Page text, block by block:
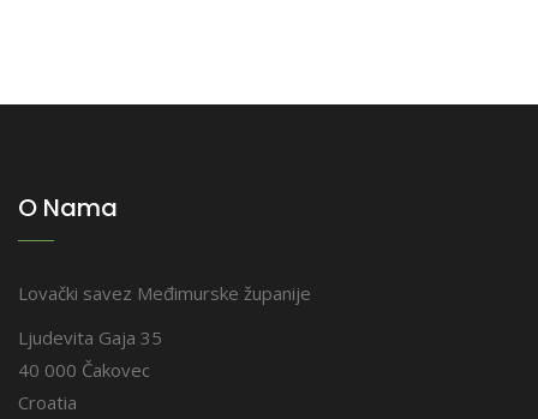
O Nama
Lovački savez Međimurske županije
Ljudevita Gaja 35
40 000 Čakovec
Croatia